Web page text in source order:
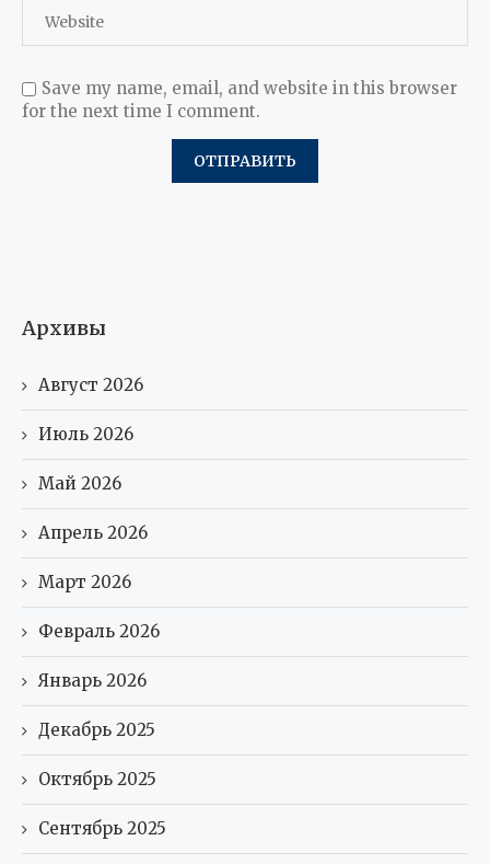
Save my name, email, and website in this browser
for the next time I comment.
Архивы
Август 2026
Июль 2026
Май 2026
Апрель 2026
Март 2026
Февраль 2026
Январь 2026
Декабрь 2025
Октябрь 2025
Сентябрь 2025